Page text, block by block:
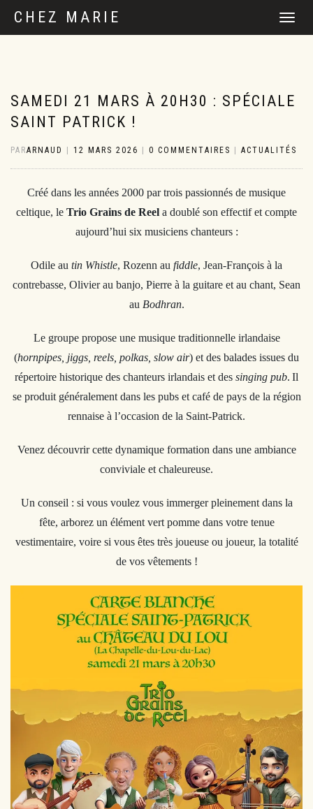
CHEZ MARIE
DÉPLIER
SAMEDI 21 MARS À 20H30 : SPÉCIALE
SAINT PATRICK !
PARARNAUD 12 MARS 2026 0 COMMENTAIRES ACTUALITÉS
Créé dans les années 2000 par trois passionnés de musique
celtique, le Trio Grains de Reel a doublé son effectif et compte
aujourd’hui six musiciens chanteurs :
Odile au tin Whistle, Rozenn au fiddle, Jean-François à la
contrebasse, Olivier au banjo, Pierre à la guitare et au chant, Sean
au Bodhran.
Le groupe propose une musique traditionnelle irlandaise
(hornpipes, jiggs, reels, polkas, slow air) et des balades issues du
répertoire historique des chanteurs irlandais et des singing pub. Il
se produit généralement dans les pubs et café de pays de la région
rennaise à l’occasion de la Saint-Patrick.
Venez découvrir cette dynamique formation dans une ambiance
conviviale et chaleureuse.
Un conseil : si vous voulez vous immerger pleinement dans la
fête, arborez un élément vert pomme dans votre tenue
vestimentaire, voire si vous êtes très joueuse ou joueur, la totalité
de vos vêtements !